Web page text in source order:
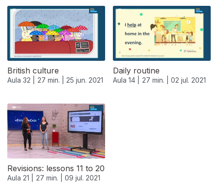
British culture
Aula 32 | 27 min. | 25 jun. 2021
Daily routine
Aula 14 | 27 min. | 02 jul. 2021
Revisions: lessons 11 to 20
Aula 21 | 27 min. | 09 jul. 2021
556625